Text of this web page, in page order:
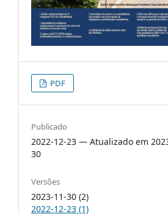
PDF
Publicado
2022-12-23 — Atualizado em
30
Versões
2023-11-30 (2)
2022-12-23 (1)